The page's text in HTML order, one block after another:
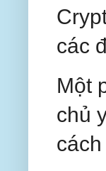
các
Một
chủ